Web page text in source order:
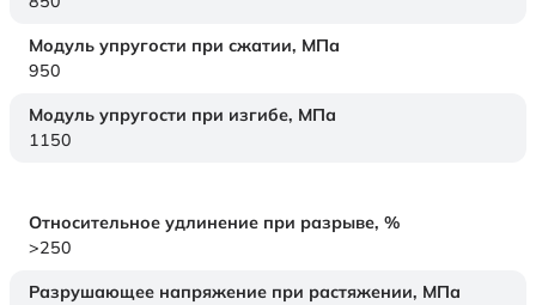
Модуль упругости при сжатии, МПа
950
Модуль упругости при изгибе, МПа
1150
Относительное удлинение при разрыве, %
>250
Разрушающее напряжение при растяжении, МПа